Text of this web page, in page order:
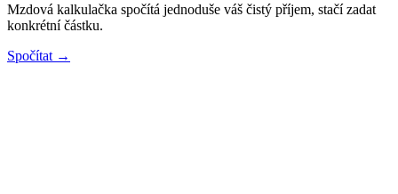
Mzdová kalkulačka spočítá jednoduše váš čistý příjem, stačí zadat
konkrétní částku.
Spočítat →